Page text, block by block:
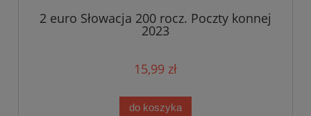
2 euro Słowacja 200 rocz. Poczty konnej
2023
15,99 zł
do koszyka